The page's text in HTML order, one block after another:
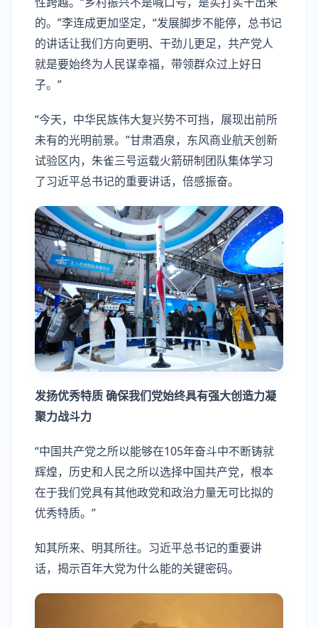
的。”李连成更加坚定，“发展脚步不能停，总书记
的讲话让我们方向更明、干劲儿更足，共产党人
就是要始终为人民谋幸福，带领群众过上好日
子。”
“今天，中华民族伟大复兴势不可挡，展现出前所
未有的光明前景。”甘肃酒泉，东风商业航天创新
试验区内，朱雀三号运载火箭研制团队集体学习
了习近平总书记的重要讲话，倍感振奋。
发扬优秀特质 确保我们党始终具有强大创造力凝
聚力战斗力
“中国共产党之所以能够在105年奋斗中不断铸就
辉煌，历史和人民之所以选择中国共产党，根本
在于我们党具有其他政党和政治力量无可比拟的
优秀特质。”
知其所来、明其所往。习近平总书记的重要讲
话，揭示百年大党为什么能的关键密码。